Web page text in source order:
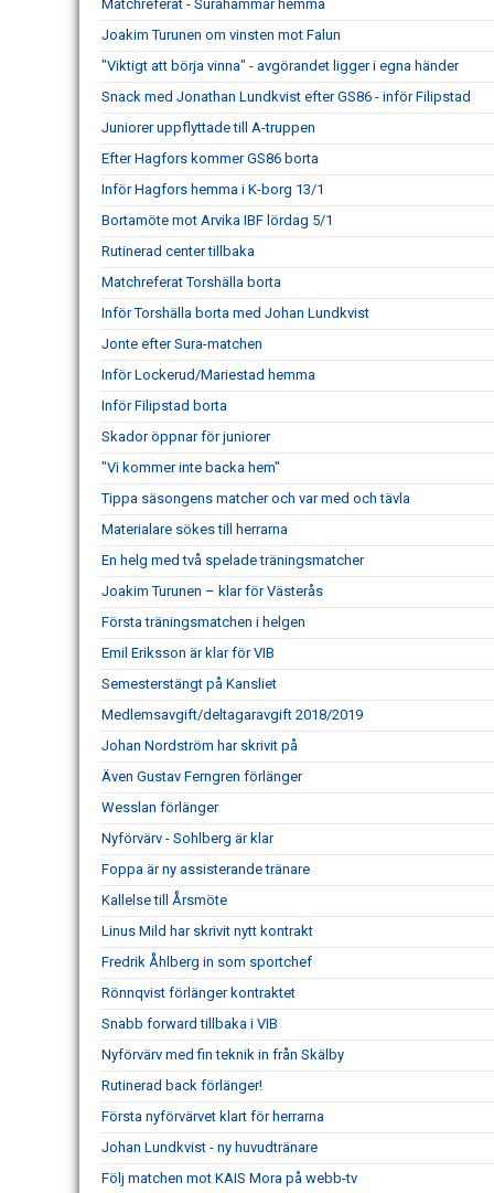
Matchreferat - Surahammar hemma
Joakim Turunen om vinsten mot Falun
"Viktigt att börja vinna" - avgörandet ligger i egna händer
Snack med Jonathan Lundkvist efter GS86 - inför Filipstad
Juniorer uppflyttade till A-truppen
Efter Hagfors kommer GS86 borta
Inför Hagfors hemma i K-borg 13/1
Bortamöte mot Arvika IBF lördag 5/1
Rutinerad center tillbaka
Matchreferat Torshälla borta
Inför Torshälla borta med Johan Lundkvist
Jonte efter Sura-matchen
Inför Lockerud/Mariestad hemma
Inför Filipstad borta
Skador öppnar för juniorer
"Vi kommer inte backa hem"
Tippa säsongens matcher och var med och tävla
Materialare sökes till herrarna
En helg med två spelade träningsmatcher
Joakim Turunen – klar för Västerås
Första träningsmatchen i helgen
Emil Eriksson är klar för VIB
Semesterstängt på Kansliet
Medlemsavgift/deltagaravgift 2018/2019
Johan Nordström har skrivit på
Även Gustav Ferngren förlänger
Wesslan förlänger
Nyförvärv - Sohlberg är klar
Foppa är ny assisterande tränare
Kallelse till Årsmöte
Linus Mild har skrivit nytt kontrakt
Fredrik Åhlberg in som sportchef
Rönnqvist förlänger kontraktet
Snabb forward tillbaka i VIB
Nyförvärv med fin teknik in från Skälby
Rutinerad back förlänger!
Första nyförvärvet klart för herrarna
Johan Lundkvist - ny huvudtränare
Följ matchen mot KAIS Mora på webb-tv